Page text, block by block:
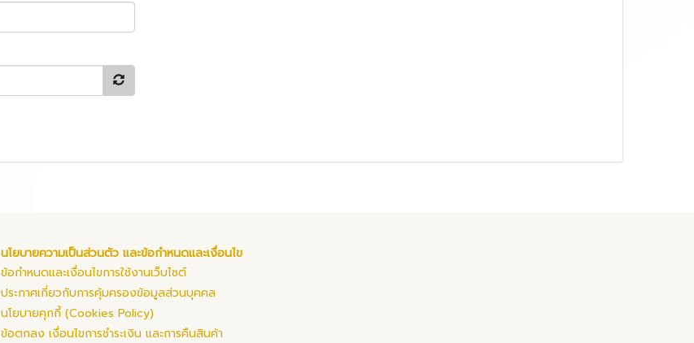
นโยบายความเป็นส่วนตัว และข้อกำหนดและเงื่อนไข
ข้อกำหนดและเงื่อนไขการใช้งานเว็บไซต์
ประกาศเกี่ยวกับการคุ้มครองข้อมูลส่วนบุคคล
นโยบายคุกกี้ (Cookies Policy)
ข้อตกลง เงื่อนไขการชำระเงิน และการคืนสินค้า